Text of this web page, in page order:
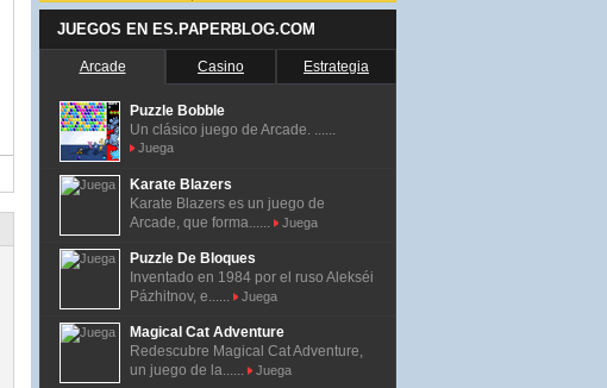
JUEGOS EN ES.PAPERBLOG.COM
Arcade Casino Estrategia
Puzzle Bobble
Un clásico juego de Arcade. ......
Juega
Karate Blazers
Karate Blazers es un juego de
Arcade, que forma......
Juega
Puzzle De Bloques
Inventado en 1984 por el ruso Alekséi
Pázhitnov, e......
Juega
Magical Cat Adventure
Redescubre Magical Cat Adventure,
un juego de la......
Juega